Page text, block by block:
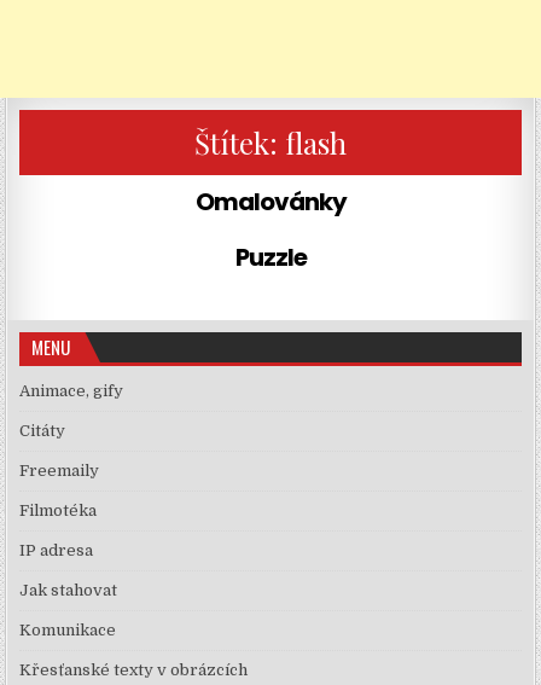
Štítek: flash
Omalovánky
Puzzle
MENU
Animace, gify
Citáty
Freemaily
Filmotéka
IP adresa
Jak stahovat
Komunikace
Křesťanské texty v obrázcích